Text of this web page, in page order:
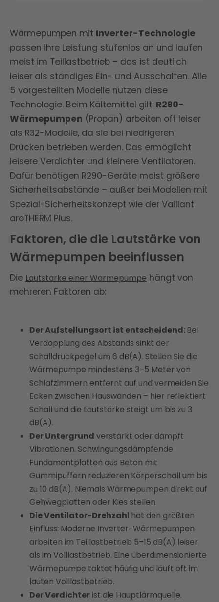
Wärmepumpen mit Inverter-Technologie
passen ihre Leistung stufenlos an und laufen
meist im Teillastbetrieb – das ist deutlich
leiser als ständiges Ein- und Ausschalten. Alle
5 vorgestellten Modelle nutzen diese
Technologie. Beim Kältemittel gilt: R290-
Wärmepumpen (Propan) arbeiten oft leiser
als R32-Modelle, da sie bei niedrigeren
Drücken betrieben werden. Das ermöglicht
leisere Verdichter und kleinere Ventilatoren.
Dafür benötigen R290-Geräte meist größere
Sicherheitsabstände – außer bei Modellen mit
Spezial-Sicherheitskonzept wie der Vaillant
aroTHERM Plus.
Faktoren, die die Lautstärke von
Wärmepumpen beeinflussen
Die Lautstärke einer Wärmepumpe hängt von
mehreren Faktoren ab:
Der Aufstellungsort ist entscheidend: Bei
Verdopplung des Abstands sinkt der
Schalldruckpegel um 6 dB(A). Stellen Sie die
Wärmepumpe mindestens 3–5 Meter von
Schlafzimmern entfernt auf und vermeiden Sie
Ecken zwischen Hauswänden – hier reflektiert
Schall und die Lautstärke steigt um bis zu 3
dB(A).
Der Untergrund verstärkt oder dämpft
Vibrationen. Schwingungsdämpfende
Fundamentplatten aus Beton mit
Gummipuffern reduzieren Körperschall um bis
zu 10 dB(A). Niemals Wärmepumpen direkt auf
Gehwegplatten oder Kies stellen.
Die Ventilator-Drehzahl hat den größten
Einfluss: Moderne Inverter-Wärmepumpen
arbeiten im Teillastbetrieb 5–15 dB(A) leiser
als im Volllastbetrieb. Eine überdimensionierte
Wärmepumpe taktet häufig und läuft oft im
lauten Volllastbetrieb.
Der Verdichter ist die Hauptlärmquelle.